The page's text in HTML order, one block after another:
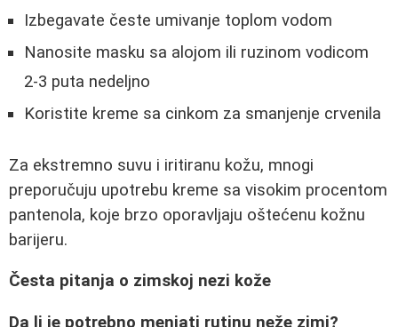
Izbegavate česte umivanje toplom vodom
Nanosite masku sa alojom ili ruzinom vodicom
2-3 puta nedeljno
Koristite kreme sa cinkom za smanjenje crvenila
Za ekstremno suvu i iritiranu kožu, mnogi
preporučuju upotrebu kreme sa visokim procentom
pantenola, koje brzo oporavljaju oštećenu kožnu
barijeru.
Česta pitanja o zimskoj nezi kože
Da li je potrebno menjati rutinu neže zimi?